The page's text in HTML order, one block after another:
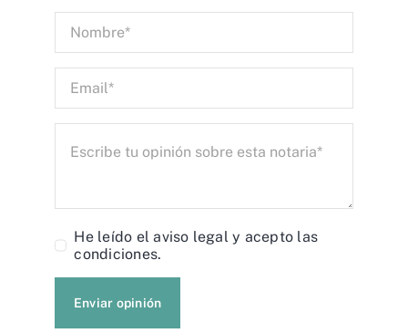
He leído elaviso legal y acepto las
condiciones.
Enviar opinión